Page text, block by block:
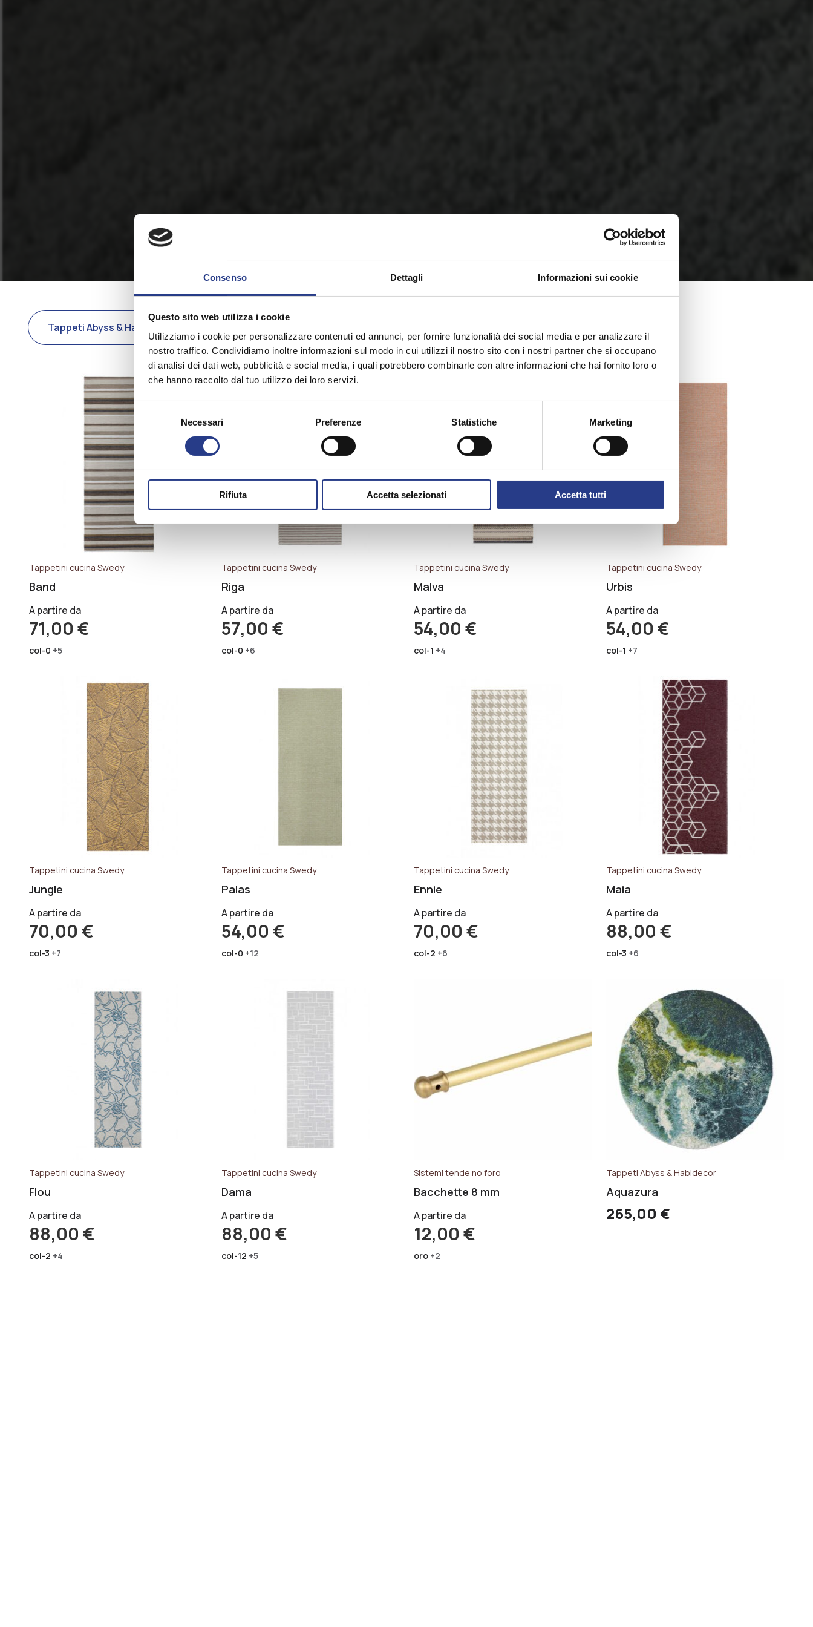
Consenso Dettagli Informazioni sui cookie
Questo sito web utilizza i cookie
Utilizziamo i cookie per personalizzare contenuti ed annunci, per fornire funzionalità dei social media e per analizzare il
nostro traffico. Condividiamo inoltre informazioni sul modo in cui utilizzi il nostro sito con i nostri partner che si occupano
di analisi dei dati web, pubblicità e social media, i quali potrebbero combinarle con altre informazioni che hai fornito loro o
che hanno raccolto dal tuo utilizzo dei loro servizi.
Selezione
del
consenso
Necessari Preferenze Statistiche Marketing
Rifiuta Accetta selezionati Accetta tutti
Tappeti Abyss & Habidecor
Tappetini cucina Swedy
Band
A partire da
71,00 €
col-0 +5
Tappetini cucina Swedy
Riga
A partire da
57,00 €
col-0 +6
Tappetini cucina Swedy
Malva
A partire da
54,00 €
col-1 +4
Tappetini cucina Swedy
Urbis
A partire da
54,00€
col-1 +7
Tappetini cucina Swedy
Jungle
A partire da
70,00 €
col-3 +7
Tappetini cucina Swedy
Palas
A partire da
54,00 €
col-0 +12
Tappetini cucina Swedy
Ennie
A partire da
70,00 €
col-2 +6
Tappetini cucina Swedy
Maia
A partire da
88,00€
col-3 +6
Tappetini cucina Swedy
Flou
A partire da
88,00 €
col-2 +4
Tappetini cucina Swedy
Dama
A partire da
88,00 €
col-12 +5
Sistemi tende no foro
Bacchette 8 mm
A partire da
12,00 €
oro +2
Tappeti Abyss & Habidecor
Aquazura
265,00 €